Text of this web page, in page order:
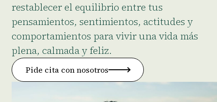
restablecer el equilibrio entre tus
pensamientos, sentimientos, actitudes y
comportamientos para vivir una vida más
plena, calmada y feliz.
Pide cita con nosotros